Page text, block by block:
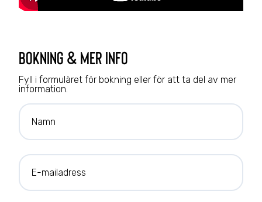
bokning & mer info
Fyll i formuläret för bokning eller för att ta del av mer
information.
Namn
E-mailadress